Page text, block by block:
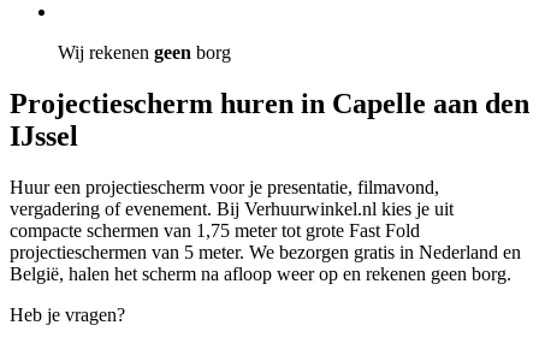
Wij rekenen geen borg
Projectiescherm huren in Capelle aan den
IJssel
Huur een projectiescherm voor je presentatie, filmavond,
vergadering of evenement. Bij Verhuurwinkel.nl kies je uit
compacte schermen van 1,75 meter tot grote Fast Fold
projectieschermen van 5 meter. We bezorgen gratis in Nederland en
België, halen het scherm na afloop weer op en rekenen geen borg.
Heb je vragen?